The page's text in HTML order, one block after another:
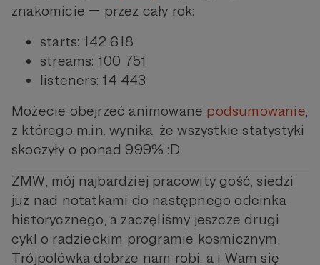
znakomicie — przez cały rok:
starts: 142 618
streams: 100 751
listeners: 14 443
Możecie obejrzeć animowane podsumowanie,
z którego m.in. wynika, że wszystkie statystyki
skoczyły o ponad 999% :D
ZMW, mój najbardziej pracowity gość, siedzi
już nad notatkami do następnego odcinka
historycznego, a zaczęliśmy jeszcze drugi
cykl o radzieckim programie kosmicznym.
Trójpolówka dobrze nam robi, a i Wam się